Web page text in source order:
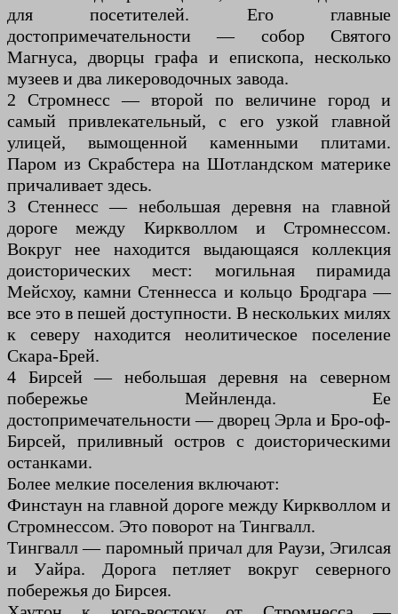
для посетителей. Его главные
достопримечательности — собор Святого
Магнуса, дворцы графа и епископа, несколько
музеев и два ликероводочных завода.
2 Стромнесс — второй по величине город и
самый привлекательный, с его узкой главной
улицей, вымощенной каменными плитами.
Паром из Скрабстера на Шотландском материке
причаливает здесь.
3 Стеннесс — небольшая деревня на главной
дороге между Киркволлом и Стромнессом.
Вокруг нее находится выдающаяся коллекция
доисторических мест: могильная пирамида
Мейсхоу, камни Стеннесса и кольцо Бродгара —
все это в пешей доступности. В нескольких милях
к северу находится неолитическое поселение
Скара-Брей.
4 Бирсей — небольшая деревня на северном
побережье Мейнленда. Ее
достопримечательности — дворец Эрла и Бро-оф-
Бирсей, приливный остров с доисторическими
останками.
Более мелкие поселения включают:
Финстаун на главной дороге между Киркволлом и
Стромнессом. Это поворот на Тингвалл.
Тингвалл — паромный причал для Раузи, Эгилсая
и Уайра. Дорога петляет вокруг северного
побережья до Бирсея.